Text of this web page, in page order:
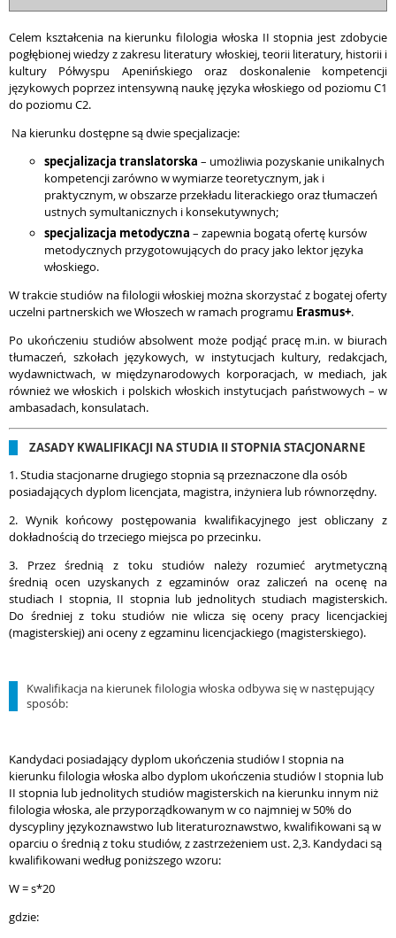
Celem kształcenia na kierunku filologia włoska II stopnia jest zdobycie
pogłębionej wiedzy z zakresu literatury włoskiej, teorii literatury, historii i
kultury Półwyspu Apenińskiego oraz doskonalenie kompetencji
językowych poprzez intensywną naukę języka włoskiego od poziomu C1
do poziomu C2.
Na kierunku dostępne są dwie specjalizacje:
specjalizacja translatorska – umożliwia pozyskanie unikalnych
kompetencji zarówno w wymiarze teoretycznym, jak i
praktycznym, w obszarze przekładu literackiego oraz tłumaczeń
ustnych symultanicznych i konsekutywnych;
specjalizacja metodyczna – zapewnia bogatą ofertę kursów
metodycznych przygotowujących do pracy jako lektor języka
włoskiego.
W trakcie studiów na filologii włoskiej można skorzystać z bogatej oferty
uczelni partnerskich we Włoszech w ramach programu Erasmus+.
Po ukończeniu studiów absolwent może podjąć pracę m.in. w biurach
tłumaczeń, szkołach językowych, w instytucjach kultury, redakcjach,
wydawnictwach, w międzynarodowych korporacjach, w mediach, jak
również we włoskich i polskich włoskich instytucjach państwowych – w
ambasadach, konsulatach.
ZASADY KWALIFIKACJI NA STUDIA II STOPNIA STACJONARNE
1. Studia stacjonarne drugiego stopnia są przeznaczone dla osób
posiadających dyplom licencjata, magistra, inżyniera lub równorzędny.
2. Wynik końcowy postępowania kwalifikacyjnego jest obliczany z
dokładnością do trzeciego miejsca po przecinku.
3. Przez średnią z toku studiów należy rozumieć arytmetyczną
średnią ocen uzyskanych z egzaminów oraz zaliczeń na ocenę na
studiach I stopnia, II stopnia lub jednolitych studiach magisterskich.
Do średniej z toku studiów nie wlicza się oceny pracy licencjackiej
(magisterskiej) ani oceny z egzaminu licencjackiego (magisterskiego).
Kwalifikacja na kierunek filologia włoska odbywa się w następujący
sposób:
Kandydaci posiadający dyplom ukończenia studiów I stopnia na
kierunku filologia włoska albo dyplom ukończenia studiów I stopnia lub
II stopnia lub jednolitych studiów magisterskich na kierunku innym niż
filologia włoska, ale przyporządkowanym w co najmniej w 50% do
dyscypliny językoznawstwo lub literaturoznawstwo, kwalifikowani są w
oparciu o średnią z toku studiów, z zastrzeżeniem ust. 2,3. Kandydaci są
kwalifikowani według poniższego wzoru:
W = s*20
gdzie: